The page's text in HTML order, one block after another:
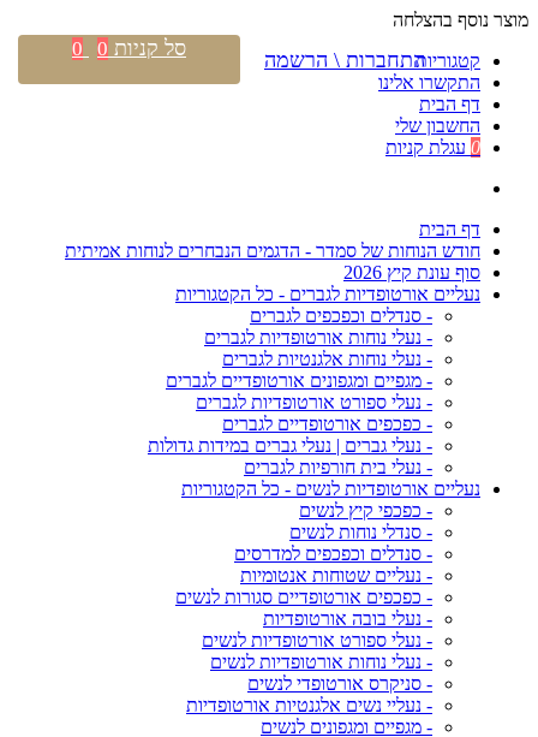
מוצר נוסף בהצלחה
קטגוריות
התקשרו אלינו
דף הבית
החשבון שלי
0 עגלת קניות
דף הבית
חודש הנוחות של סמדר - הדגמים הנבחרים לנוחות אמיתית
סוף עונת קיץ 2026
נעליים אורטופדיות לגברים - כל הקטגוריות
- סנדלים וכפכפים לגברים
- נעלי נוחות אורטופדיות לגברים
- נעלי נוחות אלגנטיות לגברים
- מגפיים ומגפונים אורטופדיים לגברים
- נעלי ספורט אורטופדיות לגברים
- כפכפים אורטופדיים לגברים
- נעלי גברים | נעלי גברים במידות גדולות
- נעלי בית חורפיות לגברים
נעליים אורטופדיות לנשים - כל הקטגוריות
- כפכפי קיץ לנשים
- סנדלי נוחות לנשים
- סנדלים וכפכפים למדרסים
- נעליים שטוחות אנטומיות
- כפכפים אורטופדיים סגורות לנשים
- נעלי בובה אורטופדיות
- נעלי ספורט אורטופדיות לנשים
- נעלי נוחות אורטופדיות לנשים
- סניקרס אורטופדי לנשים
- נעליי נשים אלגנטיות אורטופדיות
- מגפיים ומגפונים לנשים
התחברות \ הרשמה סל קניות 0
0